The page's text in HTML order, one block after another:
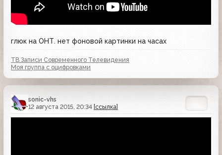
глюк на ОНТ. нет фоновой картинки на часах
ТВ Записи Современного Телевидения
Моя группа с оцифровками
sonic-vhs
12 августа 2015, 20:34 [ссылка]